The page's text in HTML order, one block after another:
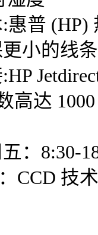
普
小的线
高达
：8:30-
CCD 技